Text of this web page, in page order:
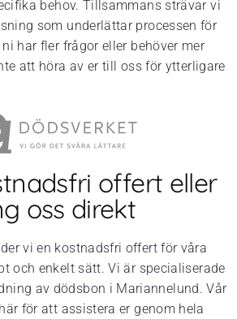
behov. Tillsammans strävar vi
som underlättar processen för
har fler frågor eller behöver mer
att höra av er till oss för ytterligare
offert eller
oss direkt
vi en kostnadsfri offert för våra
och enkelt sätt. Vi är specialiserade
av dödsbon i Mariannelund. Vår
för att assistera er genom hela